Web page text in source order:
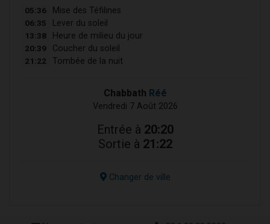
05:36 Mise des Téfilines
06:35 Lever du soleil
13:38 Heure de milieu du jour
20:39 Coucher du soleil
21:22 Tombée de la nuit
Chabbath Réé
Vendredi 7 Août 2026
Entrée à 20:20
Sortie à 21:22
Changer de ville